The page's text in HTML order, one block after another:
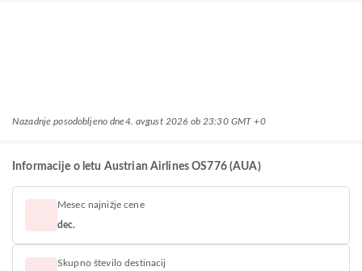
Nazadnje posodobljeno dne4. avgust 2026 ob 23:30 GMT +0
Informacije o letu Austrian Airlines OS776 (AUA)
Mesec najnižje cene
dec.
Skupno število destinacij